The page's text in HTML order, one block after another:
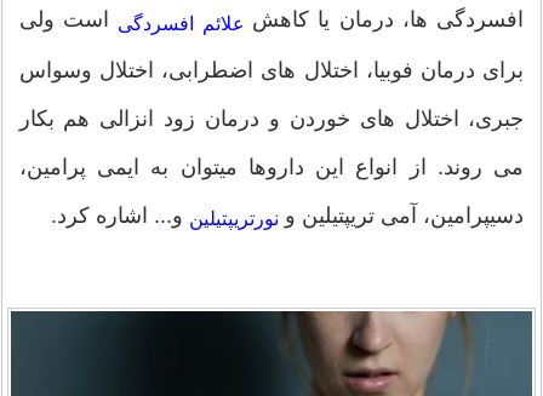
افسردگی ها، درمان یا کاهش علائم افسردگی است ولی
برای درمان فوبیا، اختلال های اضطرابی، اختلال وسواس
جبری، اختلال های خوردن و درمان زود انزالی هم بکار
می روند. از انواع این داروها میتوان به ایمی پرامین،
دسیپرامین، آمی تریپتیلین و نورتریپتیلین و... اشاره کرد.